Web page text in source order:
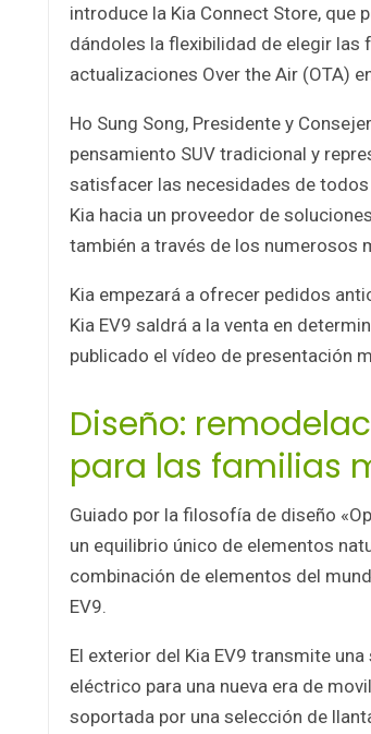
introduce la Kia Connect Store,
dándoles la flexibilidad de elegir las
actualizaciones Over the Air (OTA)
Ho Sung Song, Presidente y
pensamiento SUV tradicional y
satisfacer las necesidades de
Kia hacia un proveedor de
también a través de los numerosos
Kia empezará a ofrecer pedidos
Kia EV9 saldrá a la venta en
publicado el vídeo de presentación
Diseño:
para las familias
Guiado por la filosofía de diseño
un equilibrio único de elementos
combinación de elementos del
EV9.
El exterior del Kia EV9 transmite
eléctrico para una nueva era de
soportada por una selección de